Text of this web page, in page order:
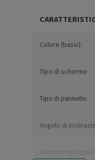
Colore (basic):
Tipo di schermo
Tipo di pannello:
Angolo di
altezza regolabile: